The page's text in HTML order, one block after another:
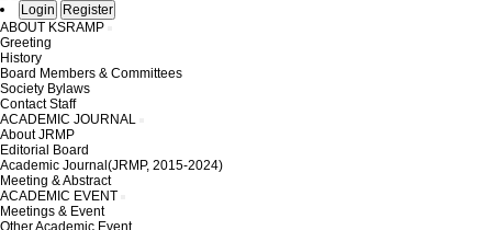
Login
Register
ABOUT KSRAMP
Greeting
History
Board Members & Committees
Society Bylaws
Contact Staff
ACADEMIC JOURNAL
About JRMP
Editorial Board
Academic Journal(JRMP, 2015-2024)
Meeting & Abstract
ACADEMIC EVENT
Meetings & Event
Other Academic Event